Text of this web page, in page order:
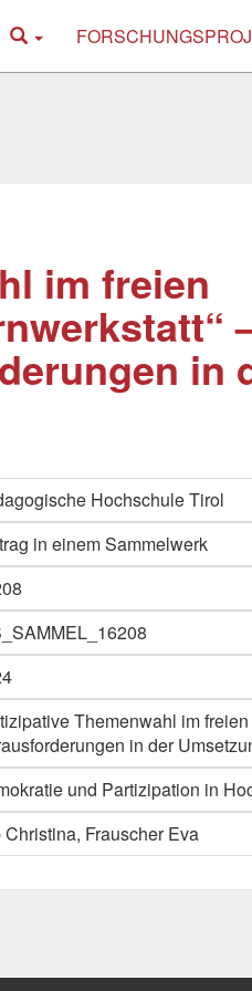
im freien
in
Hochschule Tirol
in einem Sammelwerk
Themenwahl im
in der
und Partizipation in
Christina, Frauscher Eva